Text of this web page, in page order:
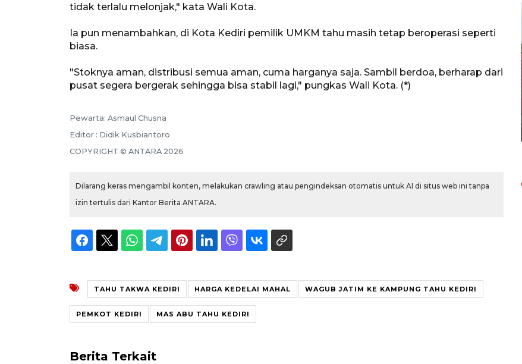
tidak terlalu melonjak," kata Wali Kota.
Ia pun menambahkan, di Kota Kediri pemilik UMKM tahu masih tetap beroperasi seperti
biasa.
"Stoknya aman, distribusi semua aman, cuma harganya saja. Sambil berdoa, berharap dari
pusat segera bergerak sehingga bisa stabil lagi," pungkas Wali Kota. (*)
Pewarta: Asmaul Chusna
Editor : Didik Kusbiantoro
COPYRIGHT © ANTARA 2026
Dilarang keras mengambil konten, melakukan crawling atau pengindeksan otomatis untuk AI di situs web ini tanpa
izin tertulis dari Kantor Berita ANTARA.
TAHU TAKWA KEDIRI HARGA KEDELAI MAHAL WAGUB JATIM KE KAMPUNG TAHU KEDIRI
PEMKOT KEDIRI MAS ABU TAHU KEDIRI
Berita Terkait
Basarnas hentikan operasi